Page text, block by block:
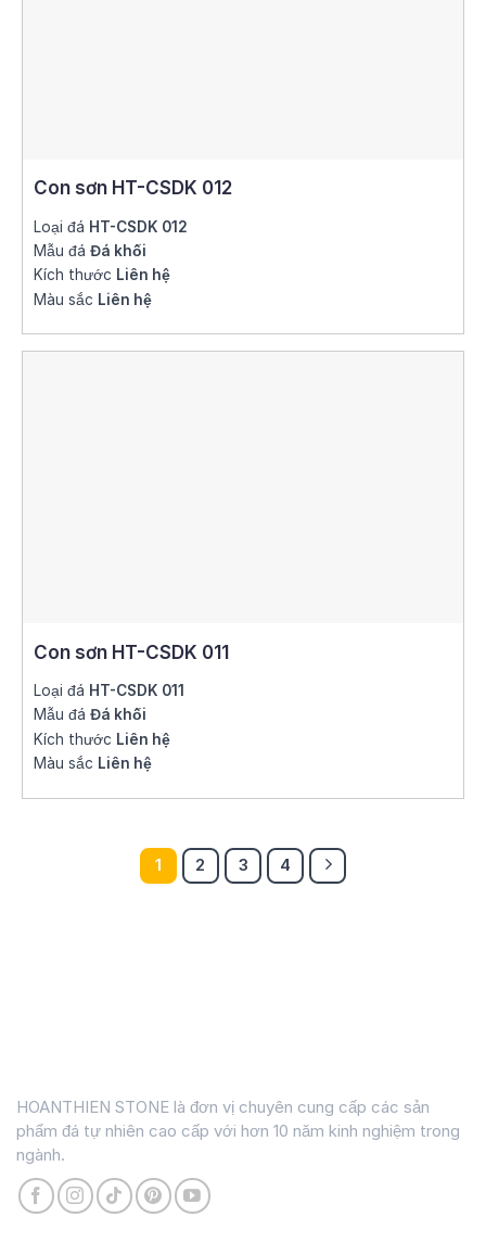
Con sơn HT-CSDK 012
Loại đá HT-CSDK 012
Mẫu đá Đá khối
Kích thước Liên hệ
Màu sắc Liên hệ
Con sơn HT-CSDK 011
Loại đá HT-CSDK 011
Mẫu đá Đá khối
Kích thước Liên hệ
Màu sắc Liên hệ
1 2 3 4
HOANTHIEN STONE là đơn vị chuyên cung cấp các sản
phẩm đá tự nhiên cao cấp với hơn 10 năm kinh nghiệm trong
ngành.